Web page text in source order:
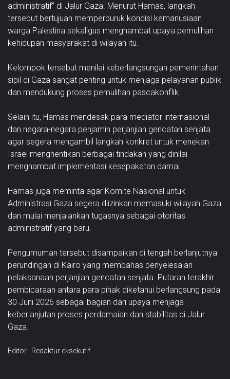
administratif" di Jalur Gaza. Menurut Hamas, langkah
tersebut bertujuan memperburuk kondisi kemanusiaan
warga Palestina sekaligus menghambat upaya pemulihan
kehidupan masyarakat di wilayah itu.
Kelompok tersebut menilai keberlangsungan pemerintahan
sipil di Gaza sangat penting untuk menjaga pelayanan publik
dan mendukung proses pemulihan pascakonflik.
Selain itu, Hamas mendesak para mediator internasional
dan negara-negara penjamin perjanjian gencatan senjata
agar segera mengambil langkah konkret untuk menekan
Israel menghentikan berbagai tindakan yang dinilai
menghambat implementasi kesepakatan damai.
Hamas juga meminta agar Komite Nasional untuk
Administrasi Gaza segera diizinkan memasuki wilayah Gaza
dan mulai menjalankan tugasnya sebagai otoritas
administratif yang baru.
Pengumuman tersebut disampaikan di tengah berlanjutnya
perundingan di Kairo yang membahas penyelesaian
pelaksanaan perjanjian gencatan senjata. Putaran terakhir
pembicaraan antara para pihak diketahui berlangsung pada
30 Juni 2026 sebagai bagian dari upaya menjaga
keberlanjutan proses perdamaian dan stabilitas di Jalur
Gaza.
Editor : Redaktur eksekutif